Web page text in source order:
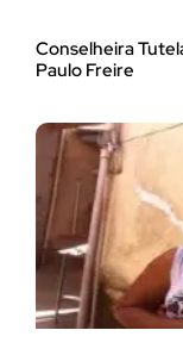
Conselheira
Paulo Freire